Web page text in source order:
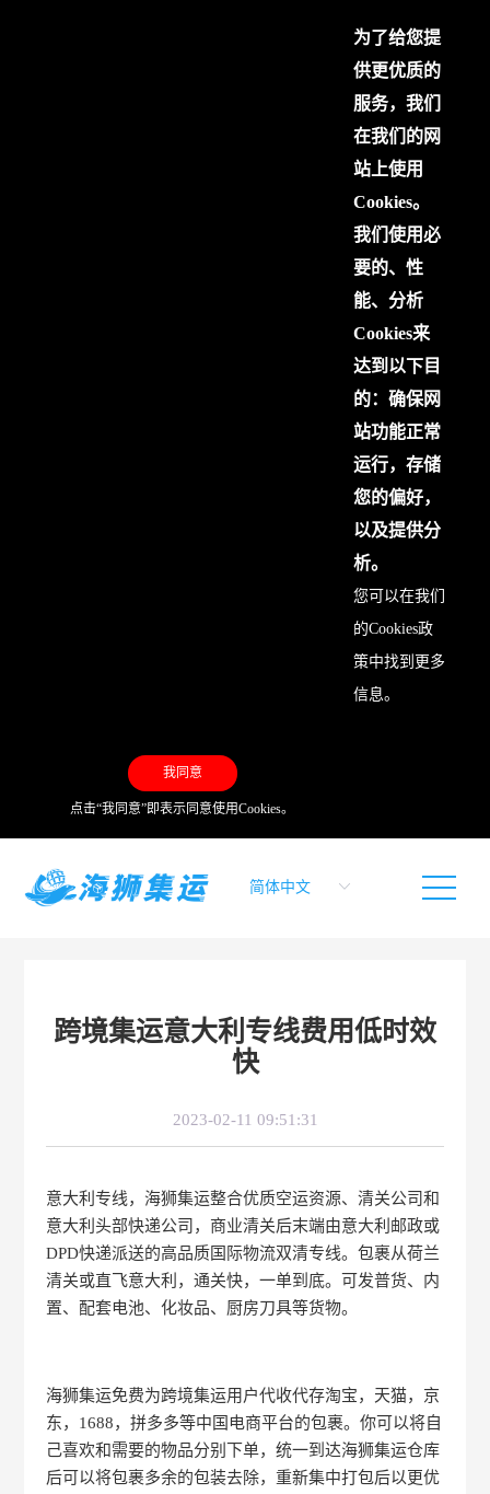
为了给您提
供更优质的
服务，我们
在我们的网
站上使用
Cookies。
我们使用必
要的、性
能、分析
Cookies来
达到以下目
的：确保网
站功能正常
运行，存储
您的偏好，
以及提供分
析。
您可以在我们
的Cookies政
策中找到更多
信息。
我同意
点击“我同意”即表示同意使用Cookies。
跨境集运意大利专线费用低时效
快
2023-02-11 09:51:31
意大利专线，海狮集运整合优质空运资源、清关公司和
意大利头部快递公司，商业清关后末端由意大利邮政或
DPD快递派送的高品质国际物流双清专线。包裹从荷兰
清关或直飞意大利，通关快，一单到底。可发普货、内
置、配套电池、化妆品、厨房刀具等货物。
海狮集运免费为跨境集运用户代收代存淘宝，天猫，京
东，1688，拼多多等中国电商平台的包裹。你可以将自
己喜欢和需要的物品分别下单，统一到达海狮集运仓库
后可以将包裹多余的包装去除，重新集中打包后以更优